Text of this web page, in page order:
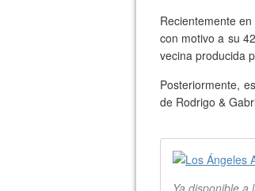
Recientemente
con motivo a su
vecina producida
Posteriormente,
de Rodrigo &
Ya disponible a